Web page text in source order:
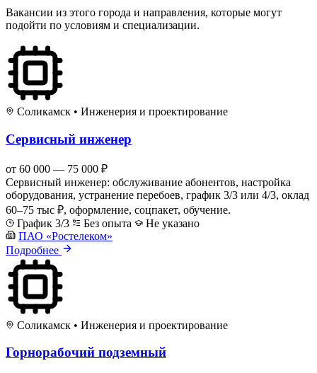
Вакансии из этого города и направления, которые могут
подойти по условиям и специализации.
Соликамск • Инженерия и проектирование
Сервисный инженер
от 60 000 — 75 000 ₽
Сервисный инженер: обслуживание абонентов, настройка
оборудования, устранение перебоев, график 3/3 или 4/3, оклад
60–75 тыс ₽, оформление, соцпакет, обучение.
График 3/3
Без опыта
Не указано
ПАО «Ростелеком»
Подробнее
Соликамск • Инженерия и проектирование
Горнорабочий подземный